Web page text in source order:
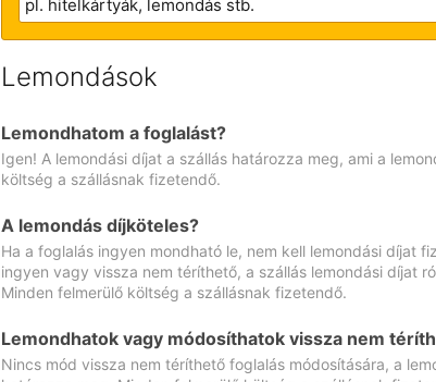
Lemondások
Lemondhatom a foglalást?
Igen! A lemondási díjat a szállás határozza meg, ami a
költség a szállásnak fizetendő.
A lemondás díjköteles?
Ha a foglalás ingyen mondható le, nem kell lemondási díjat
ingyen vagy vissza nem téríthető, a szállás lemondási díjat
Minden felmerülő költség a szállásnak fizetendő.
Lemondhatok vagy módosíthatok vissza nem
Nincs mód vissza nem téríthető foglalás módosítására, a